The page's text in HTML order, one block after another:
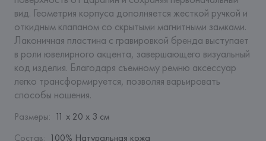
вид. Геометрия корпуса дополняется жесткой ручкой и
откидным клапаном со скрытыми магнитными замками.
Лаконичная пластина с гравировкой бренда выступает
в роли ювелирного акцента, завершающего визуальный
код изделия. Благодаря съемному ремню аксессуар
легко трансформируется, позволяя варьировать
способы ношения.
Размеры: 11 х 20 х 3 см
Состав: 100% Натуральная кожа